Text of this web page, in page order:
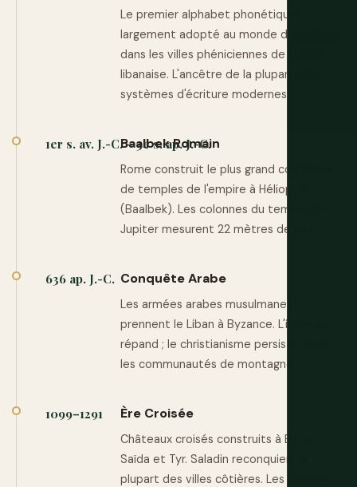
Le premier alphabet phonétique
largement adopté au monde développé
dans les villes phéniciennes de la côte
libanaise. L'ancêtre de la plupart des
systèmes d'écriture modernes.
1er s. av. J.-C. – 3e s. ap. J.-C.
Baalbek Romain
Rome construit le plus grand complexe
de temples de l'empire à Héliopolis
(Baalbek). Les colonnes du temple de
Jupiter mesurent 22 mètres de haut.
636 ap. J.-C. Conquête Arabe
Les armées arabes musulmanes
prennent le Liban à Byzance. L'islam se
répand ; le christianisme persiste dans
les communautés de montagne.
1099–1291 Ère Croisée
Châteaux croisés construits à Byblos,
Saïda et Tyr. Saladin reconquiert la
plupart des villes côtières. Les Croisés